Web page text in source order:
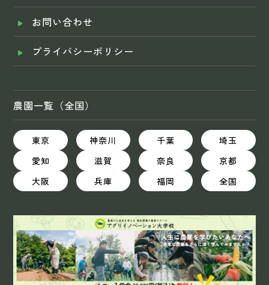
お問い合わせ
プライバシーポリシー
農園一覧（全国）
東京 神奈川 千葉
埼玉
愛知
滋賀 奈良
京都
大阪
兵庫 福岡 全国